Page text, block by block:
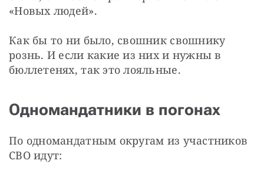
«Новых людей».
Как бы то ни было, свошник свошнику
рознь. И если какие из них и нужны в
бюллетенях, так это лояльные.
Одномандатники в погонах
По одномандатным округам из участников
СВО идут: